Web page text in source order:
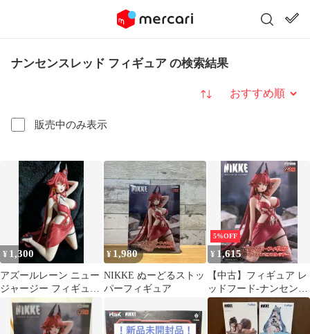
ナンセンスレッド フィギュア の検索結果
販売中のみ表示
並び替え
¥ 1,300
アズールレーン ニュー
ジャージー フィギュア
箱無し
¥ 1,980
NIKKE ぬーどるストッ
パーフィギュア
5%OFF
¥ 1,615
【中古】フィギュア レ
ッドフード-ナンセンス
レッド 「勝利の女神：
NIKKE」 ぬーどるスト
ッパーフィギュア-レッ